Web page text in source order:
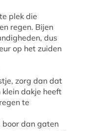
plek die
regen. Bijen
dus
op het zuiden
zorg dan dat
klein dakje heeft
te
boor dan gaten